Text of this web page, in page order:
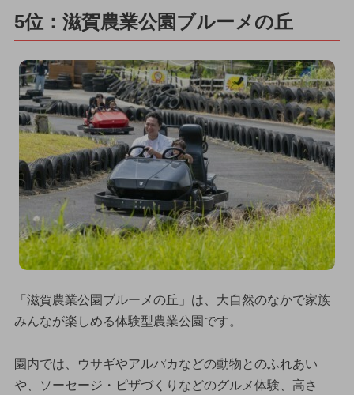
5位：滋賀農業公園ブルーメの丘
「滋賀農業公園ブルーメの丘」は、大自然のなかで家族
みんなが楽しめる体験型農業公園です。
園内では、ウサギやアルパカなどの動物とのふれあい
や、ソーセージ・ピザづくりなどのグルメ体験、高さ